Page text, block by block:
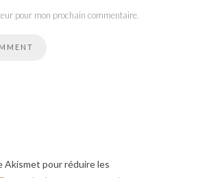
pour mon prochain commentaire.
Akismet pour réduire les